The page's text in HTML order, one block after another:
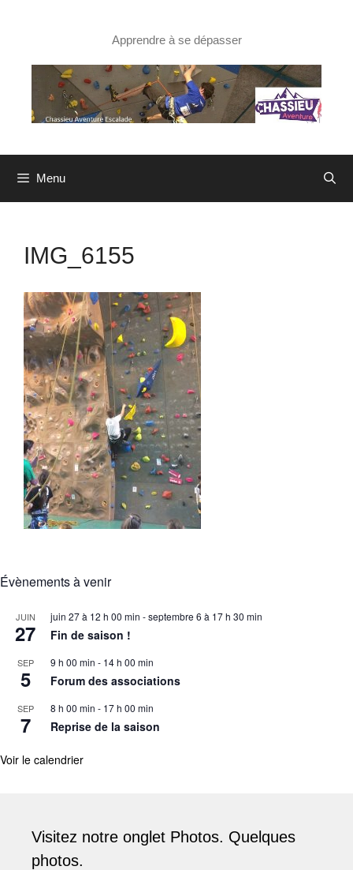
Apprendre à se dépasser
Menu
IMG_6155
Évènements à venir
JUIN
27
juin 27 à 12 h 00 min -septembre 6 à 17 h 30 min
Fin de saison !
SEP
5
9 h 00 min - 14 h 00 min
Forum des associations
SEP
7
8 h 00 min - 17 h 00 min
Reprise de la saison
Voir le calendrier
Visitez notre onglet Photos. Quelques
photos.